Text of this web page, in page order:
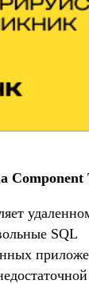
Component
SQL